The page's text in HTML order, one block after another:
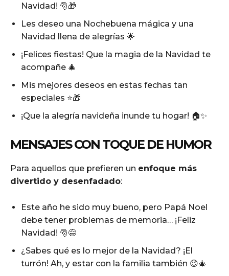
Navidad! 🎅🎁
Les deseo una Nochebuena mágica y una
Navidad llena de alegrías 🌟
¡Felices fiestas! Que la magia de la Navidad te
acompañe 🎄
Mis mejores deseos en estas fechas tan
especiales ⭐🎁
¡Que la alegría navideña inunde tu hogar! 🏠✨
MENSAJES CON TOQUE DE HUMOR
Para aquellos que prefieren un enfoque más
divertido y desenfadado:
Este año he sido muy bueno, pero Papá Noel
debe tener problemas de memoria… ¡Feliz
Navidad! 🎅😅
¿Sabes qué es lo mejor de la Navidad? ¡El
turrón! Ah, y estar con la familia también 😉🎄